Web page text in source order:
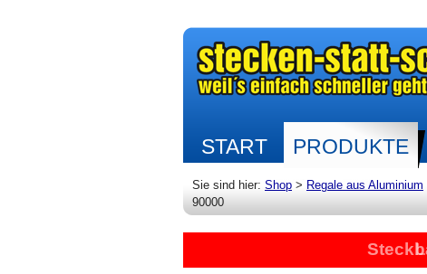
START PRODUKTE
Sie sind hier: Shop > Regale aus Aluminium
90000